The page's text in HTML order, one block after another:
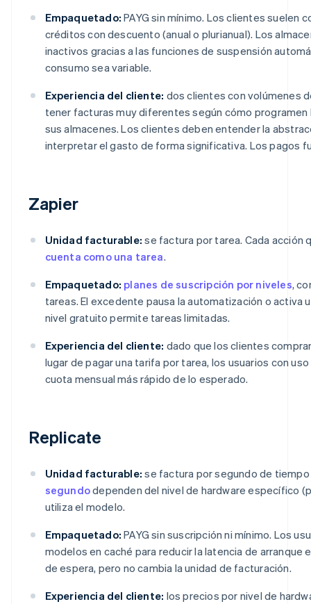
Empaquetado: PAYG sin mínimo. Los clientes suelen
créditos con descuento (anual o plurianual). Los
inactivos gracias a las funciones de suspensión
consumo sea variable.
Experiencia del cliente: dos clientes con volúmenes
tener facturas muy diferentes según cómo
sus almacenes. Los clientes deben entender la
interpretar el gasto de forma significativa. Los pagos
Zapier
Unidad facturable: se factura por tarea. Cada acción
cuenta como una tarea.
Empaquetado: planes de suscripción por niveles,
tareas. El excedente pausa la automatización o activa
nivel gratuito permite tareas limitadas.
Experiencia del cliente: dado que los clientes
lugar de pagar una tarifa por tarea, los usuarios con
cuota mensual más rápido de lo esperado.
Replicate
Unidad facturable: se factura por segundo de
segundodependen del nivel de hardware específico
utiliza el modelo.
Empaquetado: PAYG sin suscripción ni mínimo. Los
modelos en caché para reducir la latencia de arranque
de espera, pero no cambia la unidad de facturación.
Experiencia del cliente: los precios por nivel de